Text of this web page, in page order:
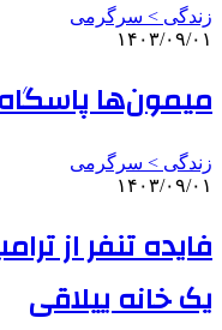
زندگی > سرگرمی
۱۴۰۳/۰۹/۰۱
میمون‌ها
زندگی > سرگرمی
۱۴۰۳/۰۹/۰۱
فایده تنفر از
یک خانه ییلاقی